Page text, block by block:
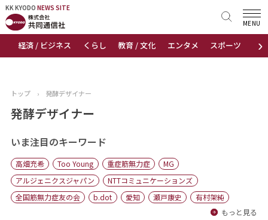
KK KYODO NEWS SITE
›
経済 / ビジネス くらし 教育 / 文化 エンタメ スポーツ 地域
MENU
KK KYODONEWS SITE
トップページ
ニュース
おすすめコンテンツ
出版物
会社概要
トップ › 発酵デザイナー
発酵デザイナー
いま注目のキーワード
高畑充希 Too Young 重症筋無力症
MG
アルジェニクスジャパン
NTTコミュニケーションズ
全国筋無力症友の会
b.dot 愛知 瀬戸康史
有村架純
もっと見る